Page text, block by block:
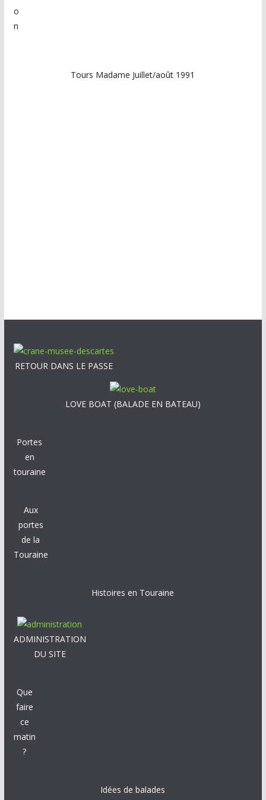
o
n
Tours Madame Juillet/août 1991
RETOUR DANS LE PASSE
LOVE BOAT (BALADE EN BATEAU)
Portes
en
touraine
Aux
portes
de la
Touraine
Histoires en Touraine
ADMINISTRATION
DU SITE
Que
faire
ce
matin
?
Idées de balades